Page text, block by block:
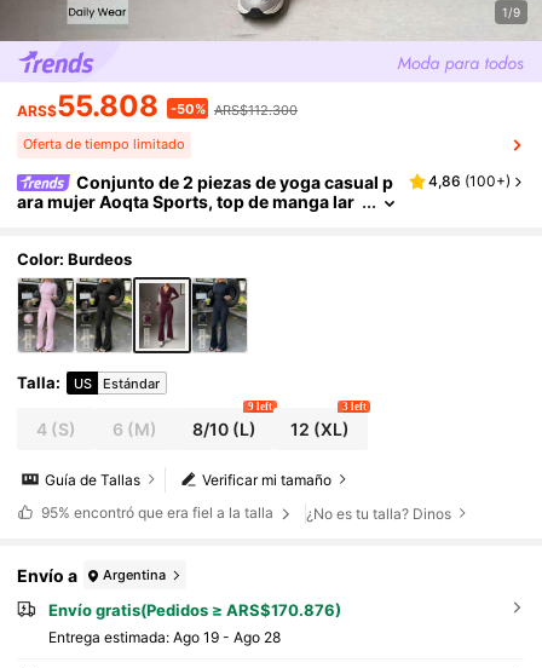
1/9
ARS$55.808 -50% ARS$112.300
Oferta de tiempo limitado
Conjunto de 2 piezas de yoga casual p
ara mujer Aoqta Sports, top de manga lar
zante, para yoga, correr, entrenamiento, uso
diario
4,86 (100+)
Color: Burdeos
Talla: US Estándar
4 (S) 6 (M) 8/10(L)
9 left
12 (XL)
3 left
Verificar mi tamaño
Guía de Tallas
95% encontró que era fiel a la talla ¿No es tu talla? Dinos
Envío a Argentina
Envío gratis(Pedidos ≥ ARS$170.876)
Entrega estimada: Ago 19 - Ago 28